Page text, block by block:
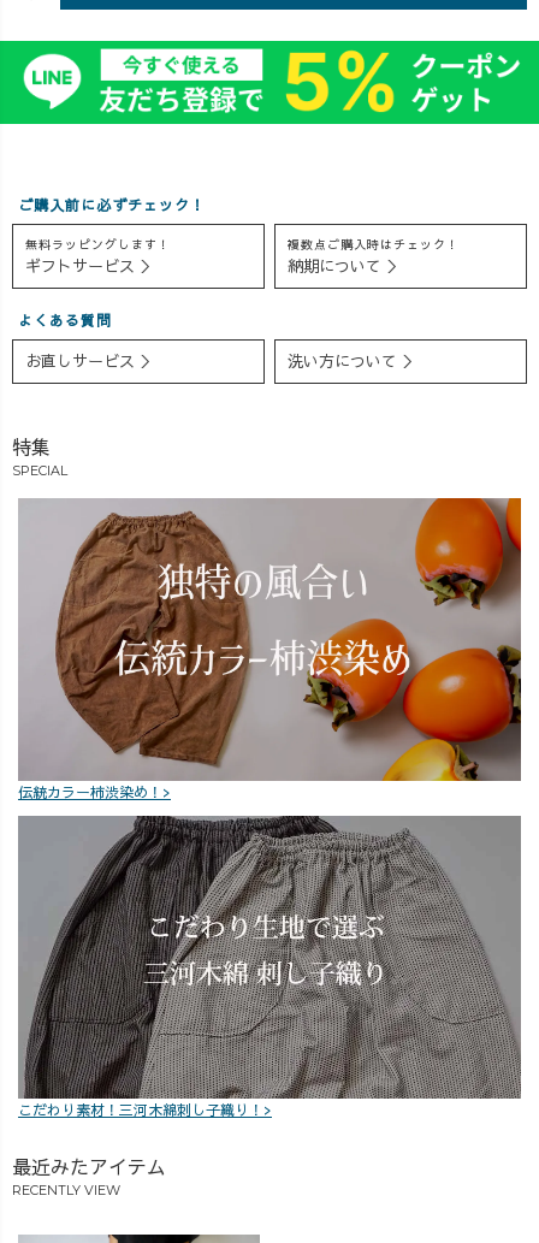
ら販売開始し
た、2wayショー
トニットベスト
と、リニューア
想以上の生成り
の可愛さに、そ
のまま自宅に持
ち帰ってきちゃ
れから夏まで超
ヘビロテしそう
な予感がプンプ
用アイテム】 ・
2wayショートニ
県西尾市) ・ノー
スリーブ/三河ニ
ット(愛知県西尾
市) ・七分丈ガー
ゼバルーンパン
ツ(愛知県半田市
産) #夏コ
ーデ #ニットベ
ストコーデ #草
木染め #藍染 #西
尾 #再販 #ガーゼ
コーデ #アラサ
ー女子 #アラサ
ーコーデ #ワー
ママコーデ
ぜひチェックし
てみてください
✨✨ 着用アイテ
ムは プロフィー
#uzuiro
#uzuirocode
#uzuiroリクエス
マコーデ #20代
コーデ #30代コ
ツコーデ #バル
ーンパンツ #七
分丈バルーンパ
ンツ #ガーゼ #西
尾市
ちゃんがデザイ
ンした、 バルー
ンタックガーゼT
シャツのご紹介
えてまいりまし
て、飛ぶ鳥を落
とす勢いでお腹
れだけではな
く、二の腕・お
る部分も、良い
感じにカバー
し、 「え？妊婦
さんだった
の？？！」 なん
て言われちゃう
トップスに仕上
がってますよ💪
🔥🤤 今年は
夏が長そうなの
で、ぜひ
ゼトップスで酷
暑を乗り切って
みてはいかがで
しょうか？🤗✨
#uzuirocode #
夏コーデ #残暑
コーデ #妊婦コ
ーデ #体型カバ
ーコーデ #草木
染め #藍染 #柿渋
染め
ご購入前に必ずチェック！
無料ラッピングします！
ギフトサービス ＞
複数点ご購入時はチェック！
納期について ＞
よくある質問
お直しサービス ＞ 洗い方について ＞
特集
SPECIAL
伝統カラー柿渋染め！>
こだわり素材！三河木綿刺し子織り！>
最近みたアイテム
RECENTLY VIEW